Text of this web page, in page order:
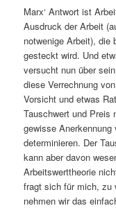
Marx‘ Antwort ist
Ausdruck der Arbeit
notwenige Arbeit), die
gesteckt wird. Und
versucht nun über
diese Verrechnung
Vorsicht und etwas
Tauschwert und
gewisse
determinieren. Der
kann aber davon
Arbeitswerttheorie
fragt sich für mich,
nehmen wir das